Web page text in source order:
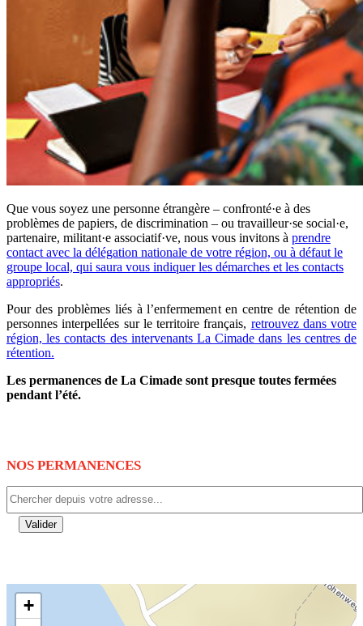
Que vous soyez une personne étrangère – confronté·e à des
problèmes de papiers, de discrimination – ou travailleur·se social·e,
partenaire, militant·e associatif·ve, nous vous invitons à prendre
contact avec la délégation nationale de votre région, ou à défaut le
groupe local, qui saura vous indiquer les démarches et les contacts
appropriés.
Pour des problèmes liés à l’enfermement en centre de rétention de
personnes interpellées sur le territoire français, retrouvez dans votre
région, les contacts des intervenants La Cimade dans les centres de
rétention.
Les permanences de La Cimade sont presque toutes fermées
pendant l’été.
NOS PERMANENCES
Valider
+